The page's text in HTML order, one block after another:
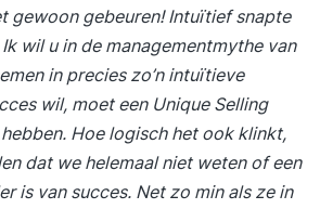
gewoon gebeuren! Intuïtief snapte
wil u in de managementmythe van
in precies zo’n intuïtieve
wil, moet een Unique Selling
Hoe logisch het ook klinkt,
dat we helemaal niet weten of een
is van succes. Net zo min als ze in